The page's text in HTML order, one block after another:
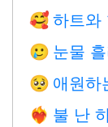
🥰 하트와
🥲 눈물
🥺 애원하
❤️‍🔥 불 난